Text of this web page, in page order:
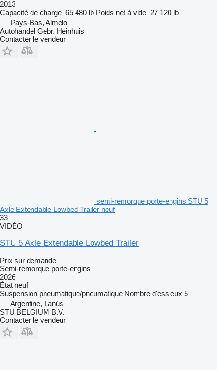
2013
Capacité de charge 65 480 lb Poids net à vide 27 120 lb
Pays-Bas, Almelo
Autohandel Gebr. Heinhuis
Contacter le vendeur
semi-remorque porte-engins STU 5
Axle Extendable Lowbed Trailer neuf
33
VIDÉO
STU 5 Axle Extendable Lowbed Trailer
Prix sur demande
Semi-remorque porte-engins
2026
État neuf
Suspension pneumatique/pneumatique Nombre d'essieux 5
Argentine, Lanús
STU BELGIUM B.V.
Contacter le vendeur